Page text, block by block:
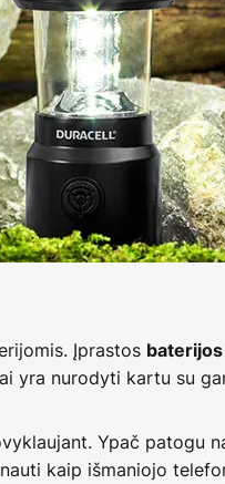
Įprastos baterijos
yra nurodyti kartu su
Ypač patogu
kaip išmaniojo